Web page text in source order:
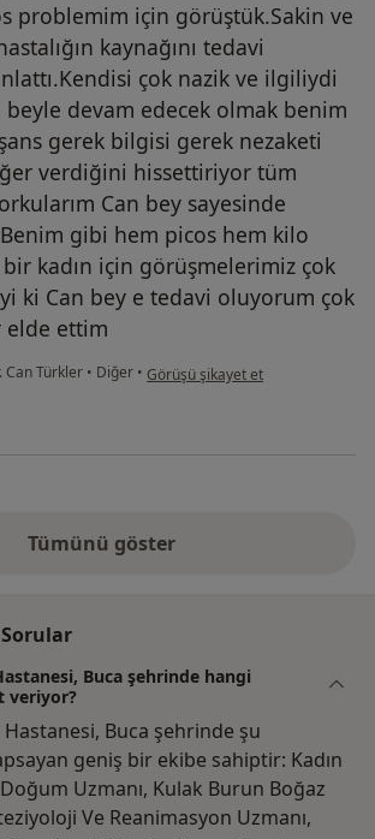
problemim için görüştük.Sakin ve
kaynağını tedavi
çok nazik ve ilgiliydi
beyle devam edecek olmak benim
gerek bilgisi gerek nezaketi
verdiğini hissettiriyor tüm
Can bey sayesinde
gibi hem picos hem kilo
kadın için görüşmelerimiz çok
ki Can bey e tedavi oluyorum çok
elde ettim
Can Türkler • Diğer • kullanıcının görüşüne göre h.....
Görüşü şikayet et
Tümünü göster
Buca şehrinde hangi
veriyor?
Hastanesi, Buca şehrinde şu
geniş bir ekibe sahiptir: Kadın
Doğum Uzmanı, Kulak Burun Boğaz
Ve Reanimasyon Uzmanı,